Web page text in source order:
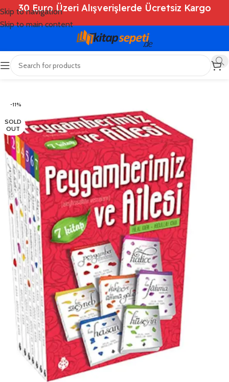
Skip to navigation
Skip to main content
30 Euro Üzeri Alışverişlerde Ücretsiz Kargo
Ana Sayfa Shop
-11%
SOLD
OUT